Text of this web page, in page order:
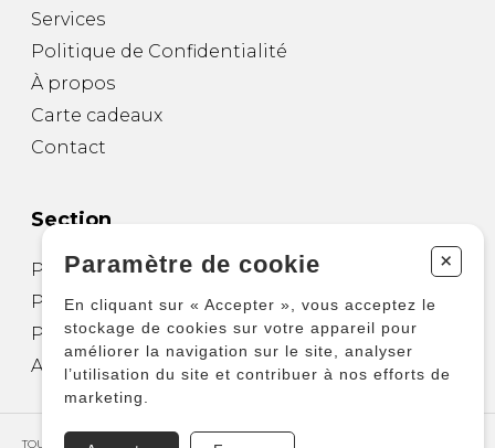
Services
Politique de Confidentialité
À propos
Carte cadeaux
Contact
Section
Partitions pour guitare
Partitions pour autres instruments
Partitions pour ensembles
Autres produits
TOUS DROITS RÉSERVÉS © COPYRIGHT 2026 – PRODUCTIONS D'OZ
Paramètre de cookie +
En cliquant sur « Accepter », vous acceptez le
stockage de cookies sur votre appareil pour
améliorer la navigation sur le site, analyser
l’utilisation du site et contribuer à nos efforts de
marketing.